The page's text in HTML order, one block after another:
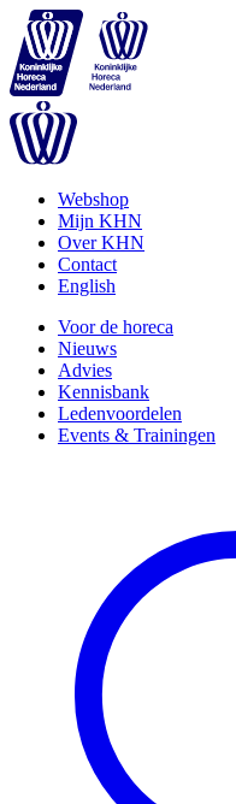
Webshop
Mijn KHN
Over KHN
Contact
English
Voor de horeca
Nieuws
Advies
Kennisbank
Ledenvoordelen
Events & Trainingen